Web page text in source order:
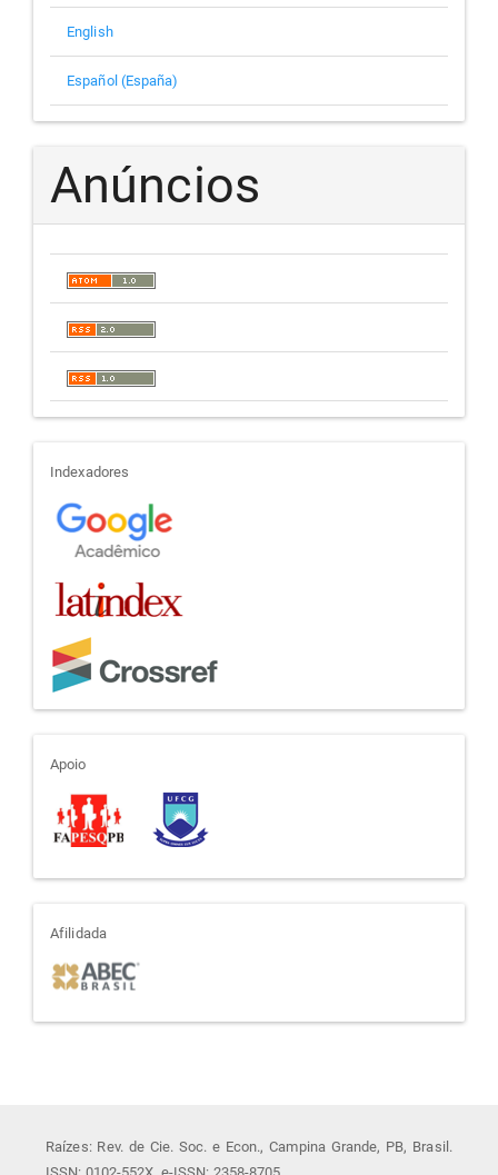
English
Español (España)
Anúncios
indexadores
Indexadores
apoio
Apoio
afiliada
Afilidada
Raízes: Rev. de Cie. Soc. e Econ., Campina Grande, PB, Brasil.